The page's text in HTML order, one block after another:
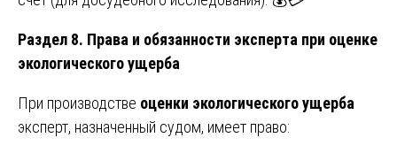
Раздел 8. Права и обязанности эксперта при оценке
экологического ущерба
При производстве оценки экологического ущерба
эксперт, назначенный судом, имеет право: